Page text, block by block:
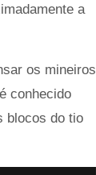
a
os mineiros
conhecido
blocos do tio